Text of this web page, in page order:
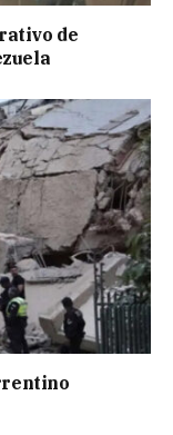
de